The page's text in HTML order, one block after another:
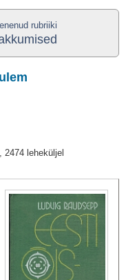
rubriiki
2474 leheküljel